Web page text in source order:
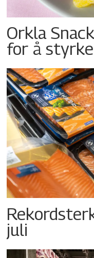
Orkla
for å styrke
juli